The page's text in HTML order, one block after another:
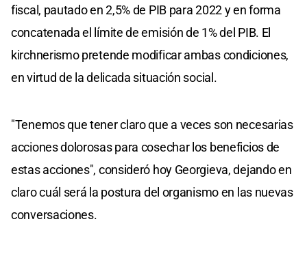
fiscal, pautado en 2,5% de PIB para 2022 y en forma
concatenada el límite de emisión de 1% del PIB. El
kirchnerismo pretende modificar ambas condiciones,
en virtud de la delicada situación social.
"Tenemos que tener claro que a veces son necesarias
acciones dolorosas para cosechar los beneficios de
estas acciones", consideró hoy Georgieva, dejando en
claro cuál será la postura del organismo en las nuevas
conversaciones.